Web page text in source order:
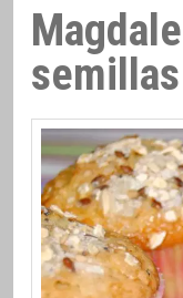
semillas